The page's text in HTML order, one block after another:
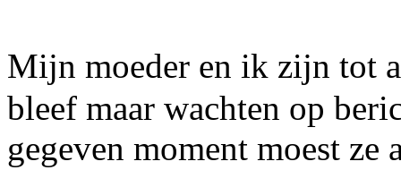
Mijn moeder en ik zijn tot
bleef maar wachten op
gegeven moment moest ze